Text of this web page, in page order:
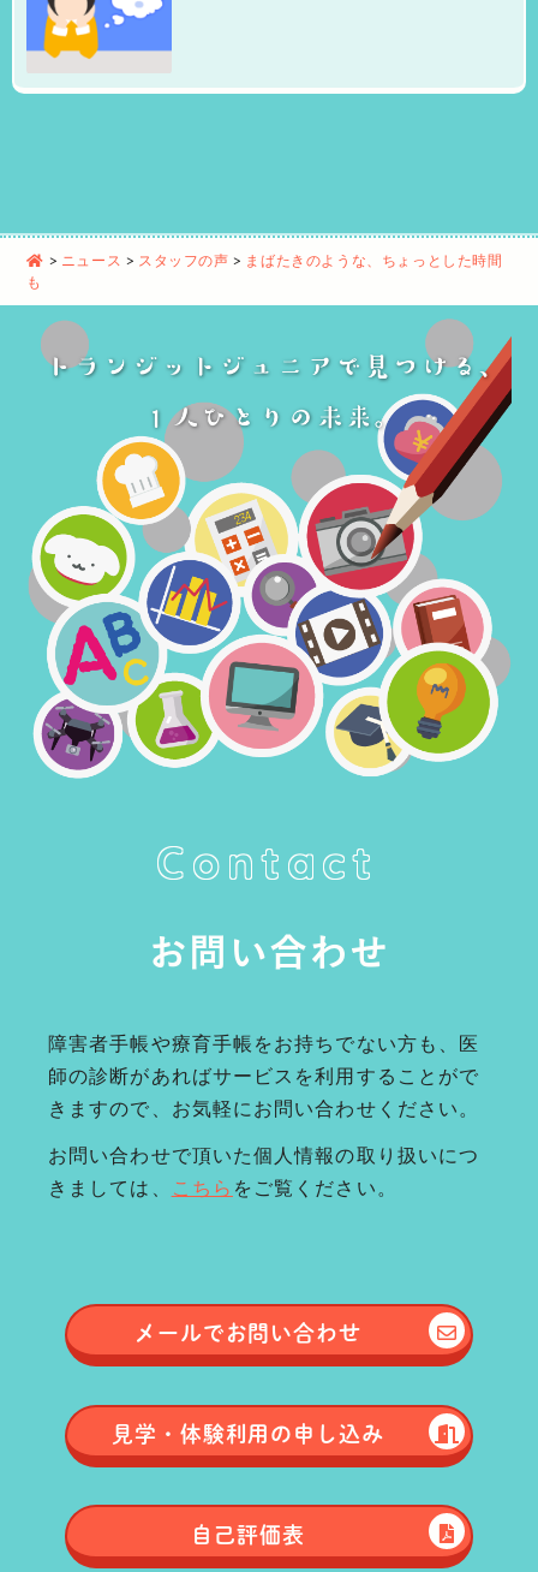
> ニュース > スタッフの声 > まばたきのような、ちょっとした時間
も
Contact
お問い合わせ
障害者手帳や療育手帳をお持ちでない方も、医
師の診断があればサービスを利用することがで
きますので、お気軽にお問い合わせください。
お問い合わせで頂いた個人情報の取り扱いにつ
きましては、
こちら をご覧ください。
メールでお問い合わせ
見学・体験利用の申し込み
自己評価表